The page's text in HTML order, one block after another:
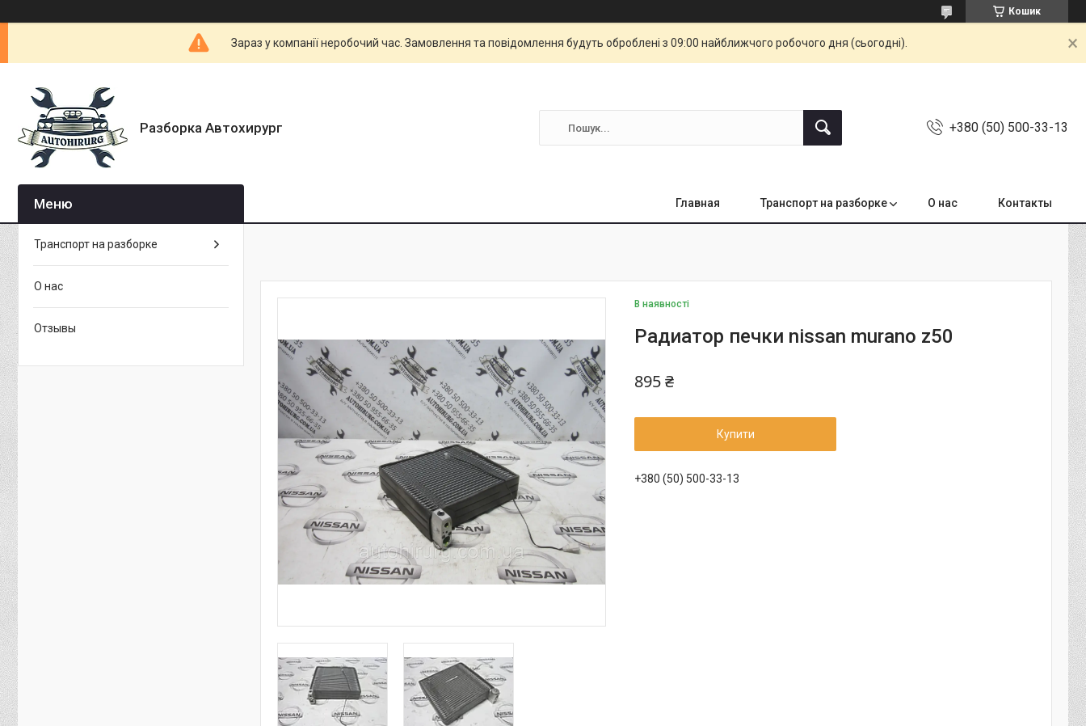
Кошик
Зараз у компанії неробочий час. Замовлення та повідомлення будуть оброблені з 09:00 найближчого робочого дня (сьогодні).
Разборка Автохирург +380 (50) 500-33-13
Главная Транспорт на разборке О нас Контакты
В наявності
Радиатор печки nissan murano z50
895 ₴
Купити
+380 (50) 500-33-13
Транспорт на разборке
О нас
Отзывы